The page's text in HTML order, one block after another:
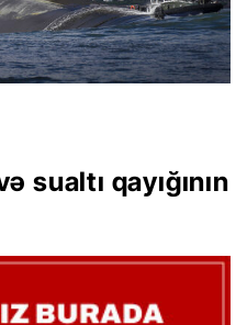
sualtı qayığının